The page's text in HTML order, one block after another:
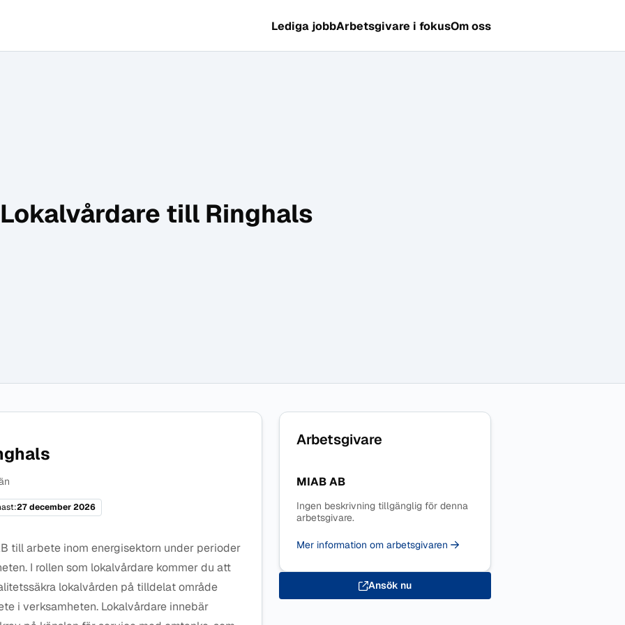
Lediga jobbArbetsgivare i fokusOm oss
Lokalvårdare till Ringhals
27 december 2026
till arbete inom energisektorn under perioder
I rollen som lokalvårdare kommer du att
lokalvården på tilldelat område
i verksamheten. Lokalvårdare innebär
Arbetsgivare
MIAB AB
Ingen beskrivning tillgänglig för denna
arbetsgivare.
Mer information om arbetsgivaren
Ansök nu